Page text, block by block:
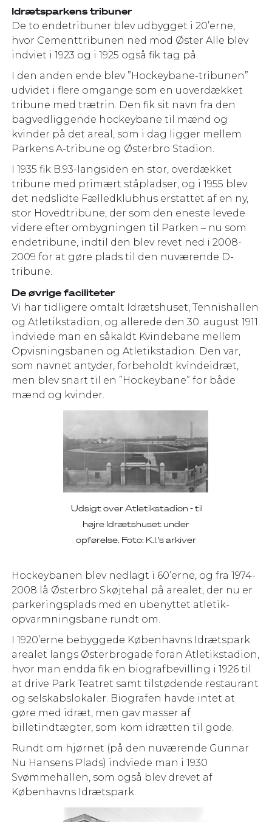
Idrætsparkens tribuner
De to endetribuner blev udbygget i 20’erne,
hvor Cementtribunen ned mod Øster Alle blev
indviet i 1923 og i 1925 også fik tag på.
I den anden ende blev ”Hockeybane-tribunen”
udvidet i flere omgange som en uoverdækket
tribune med trætrin. Den fik sit navn fra den
bagvedliggende hockeybane til mænd og
kvinder på det areal, som i dag ligger mellem
Parkens A-tribune og Østerbro Stadion.
I 1935 fik B.93-langsiden en stor, overdækket
tribune med primært ståpladser, og i 1955 blev
det nedslidte Fælledklubhus erstattet af en ny,
stor Hovedtribune, der som den eneste levede
videre efter ombygningen til Parken – nu som
endetribune, indtil den blev revet ned i 2008-
2009 for at gøre plads til den nuværende D-
tribune.
De øvrige faciliteter
Vi har tidligere omtalt Idrætshuset, Tennishallen
og Atletikstadion, og allerede den 30. august 1911
indviede man en såkaldt Kvindebane mellem
Opvisningsbanen og Atletikstadion. Den var,
som navnet antyder, forbeholdt kvindeidræt,
men blev snart til en ”Hockeybane” for både
mænd og kvinder.
Udsigt over Atletikstadion - til
højre Idrætshuset under
opførelse. Foto: K.I.'s arkiver
Hockeybanen blev nedlagt i 60’erne, og fra 1974-
2008 lå Østerbro Skøjtehal på arealet, der nu er
parkeringsplads med en ubenyttet atletik-
opvarmningsbane rundt om.
I 1920’erne bebyggede Københavns Idrætspark
arealet langs Østerbrogade foran Atletikstadion,
hvor man endda fik en biografbevilling i 1926 til
at drive Park Teatret samt tilstødende restaurant
og selskabslokaler. Biografen havde intet at
gøre med idræt, men gav masser af
billetindtægter, som kom idrætten til gode.
Rundt om hjørnet (på den nuværende Gunnar
Nu Hansens Plads) indviede man i 1930
Svømmehallen, som også blev drevet af
Københavns Idrætspark.